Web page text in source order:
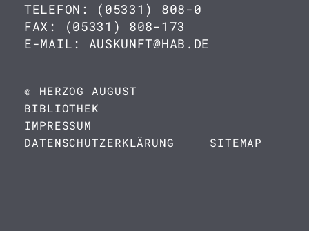
TELEFON: (05331) 808-0
FAX: (05331) 808-173
E-MAIL: AUSKUNFT@HAB.DE
© HERZOG AUGUST
BIBLIOTHEK
IMPRESSUM
DATENSCHUTZERKLÄRUNG
SITEMAP